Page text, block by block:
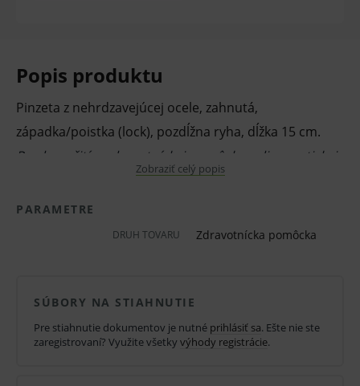
Popis produktu
Pinzeta z nehrdzavejúcej ocele, zahnutá,
západka/poistka (lock), pozdĺžna ryha, dĺžka 15 cm.
Pred použitím zdravotníckej pomôcky a diagnostickej
zdravotníckej pomôcky in vitro odporúčame poradu s
lekárom. Starostlivo si prečítajte informácie o výrobku
a ak je súčasťou, tak aj návod na jeho použitie.
byť zaručená, lepšia alebo rovnocenná s účinnosťou
inej liečby alebo inej zdravotníckej pomôcky a
Zobraziť celý popis
PARAMETRE
DRUH TOVARU Zdravotnícka pomôcka
SÚBORY NA STIAHNUTIE
Pre stiahnutie dokumentov je nutné prihlásiť sa. Ešte nie ste
zaregistrovaní? Využite všetky výhody registrácie.